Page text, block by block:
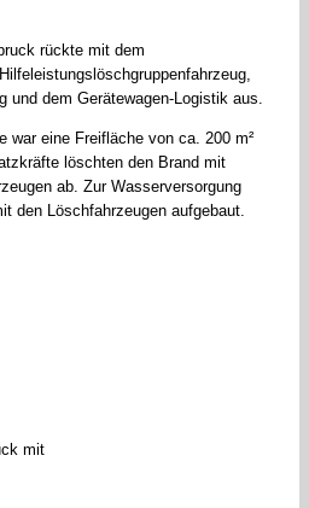
rückte mit dem
und dem Gerätewagen-Logistik aus.
war eine Freifläche von ca. 200 m²
löschten den Brand mit
ab. Zur Wasserversorgung
den Löschfahrzeugen aufgebaut.
mit